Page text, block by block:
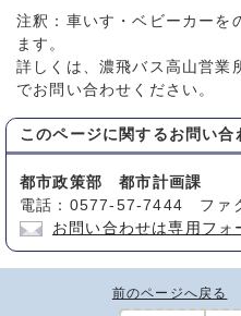
注釈：車いす・ベビーカーを
ます。
詳しくは、濃飛バス高山営
でお問い合わせください。
このページに関する お問い合
都市政策部 都市計画課
電話：0577-57-7444 ファ
お問い合わせは専用フォ
前のページへ戻る